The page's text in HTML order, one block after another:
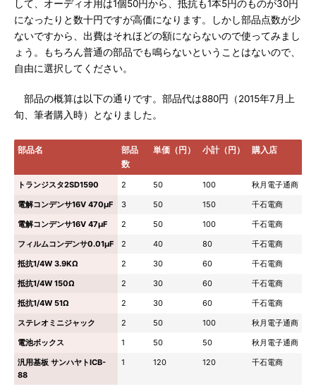
して、オーディオ用は1個50円から、抵抗も1本5円のものが30円
になったりと数十円ですが高価になります。しかし部品点数が少
ないですから、出費はそれほどの額にならないので使ってみまし
ょう。もちろん普通の部品でも鳴らないということはないので、
自由に選択してください。
部品の概算は以下の通りです。部品代は880円（2015年7月上
旬、筆者購入時）となりました。
部品名
部品
数
単価（円） 小計（円） 購入店
トランジスタ2SD1590 2 50 100
秋月電子通商
電解コンデンサ16V 470μF
3 50 150
千石電商
電解コンデンサ16V 47μF
2 50 100
千石電商
フィルムコンデンサ0.01μF
2 40 80
千石電商
抵抗1/4W 3.9KΩ
2 30 60
千石電商
抵抗1/4W 150Ω
2 30 60
千石電商
抵抗1/4W 51Ω
2 30 60
千石電商
ステレオミニジャック
2 50 100
秋月電子通商
電池ボックス
1 50 50
秋月電子通商
汎用基板 サンハヤトICB-
88
1 120 120 千石電商